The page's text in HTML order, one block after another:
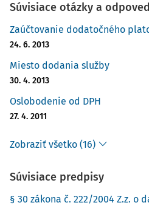
Súvisiace otázky a
Zaúčtovanie dodatočného
24. 6. 2013
Miesto dodania služby
30. 4. 2013
Oslobodenie od DPH
27. 4. 2011
Zobraziť všetko (16)
Súvisiace predpisy
§ 30 zákona č. 222/2004 Z.z. o